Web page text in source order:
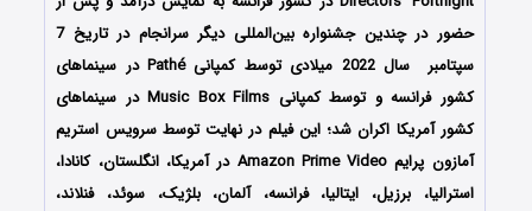
حضور در چندین جشنواره بین‌المللی دیگر سرانجام در تاریخ 7
سپتامبر سال 2022 میلادی توسط کمپانی Pathé در سینماهای
کشور فرانسه و توسط کمپانی Music Box Films در سینماهای
کشور آمریکا اکران شد؛ این فیلم در نهایت توسط سرویس استریم
آمازون پرایم Amazon Prime Video در آمریکا، انگلستان، کانادا،
استرالیا، برزیل، ایتالیا، فرانسه، آلمان، بلژیک، سوئد، فنلاند،